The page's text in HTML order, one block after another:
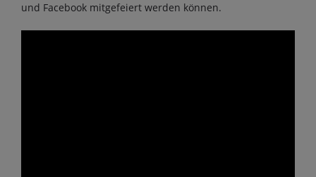
und Facebook mitgefeiert werden können.